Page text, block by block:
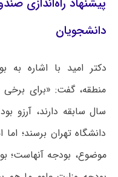
پیشنهاد راه‌اندازی
دانشجویان
دکتر امید با اشاره به
منطقه، گفت: «برای برخی
سال سابقه دارند، آرزو
دانشگاه تهران برسند؛
موضوع، بودجه آنهاست؛